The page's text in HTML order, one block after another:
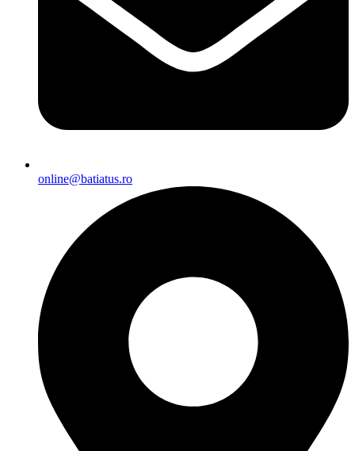
online@batiatus.ro